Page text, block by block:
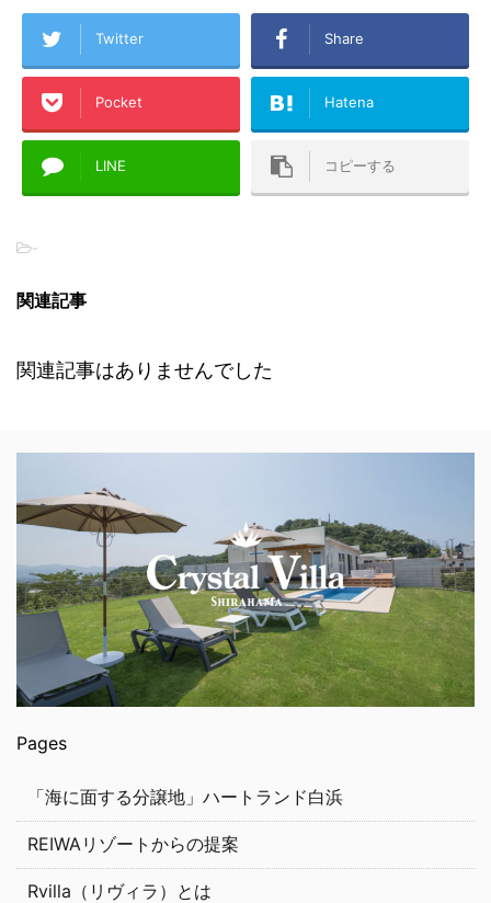
Twitter Share
Pocket Hatena
LINE コピーする
-
関連記事
関連記事はありませんでした
Pages
「海に面する分譲地」ハートランド白浜
REIWAリゾートからの提案
Rvilla（リヴィラ）とは